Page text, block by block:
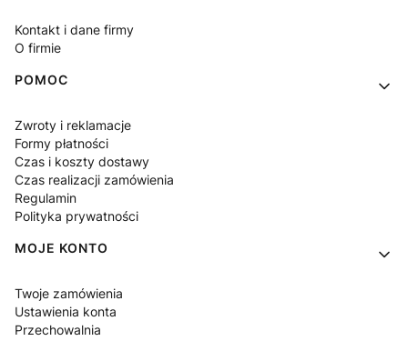
Kontakt i dane firmy
O firmie
POMOC
Zwroty i reklamacje
Formy płatności
Czas i koszty dostawy
Czas realizacji zamówienia
Regulamin
Polityka prywatności
MOJE KONTO
Twoje zamówienia
Ustawienia konta
Przechowalnia